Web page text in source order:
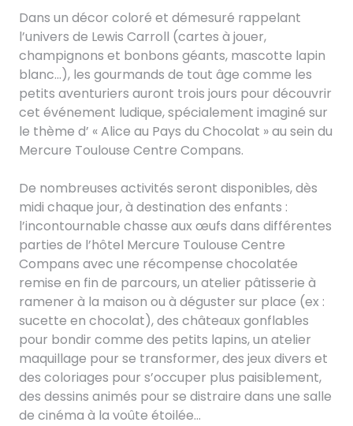
Dans un décor coloré et démesuré rappelant
l’univers de Lewis Carroll (cartes à jouer,
champignons et bonbons géants, mascotte lapin
blanc…), les gourmands de tout âge comme les
petits aventuriers auront trois jours pour découvrir
cet événement ludique, spécialement imaginé sur
le thème d’ « Alice au Pays du Chocolat » au sein du
Mercure Toulouse Centre Compans.
De nombreuses activités seront disponibles, dès
midi chaque jour, à destination des enfants :
l’incontournable chasse aux œufs dans différentes
parties de l’hôtel Mercure Toulouse Centre
Compans avec une récompense chocolatée
remise en fin de parcours, un atelier pâtisserie à
ramener à la maison ou à déguster sur place (ex :
sucette en chocolat), des châteaux gonflables
pour bondir comme des petits lapins, un atelier
maquillage pour se transformer, des jeux divers et
des coloriages pour s’occuper plus paisiblement,
des dessins animés pour se distraire dans une salle
de cinéma à la voûte étoilée…